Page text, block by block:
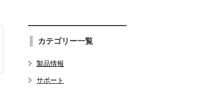
カテゴリー一覧
製品情報
サポート